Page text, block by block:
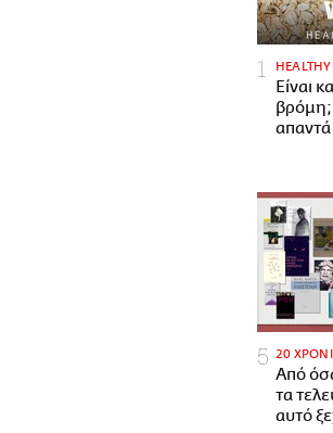
Είναι
βρόμη;
απαντά
20
Από
τα
αυτό